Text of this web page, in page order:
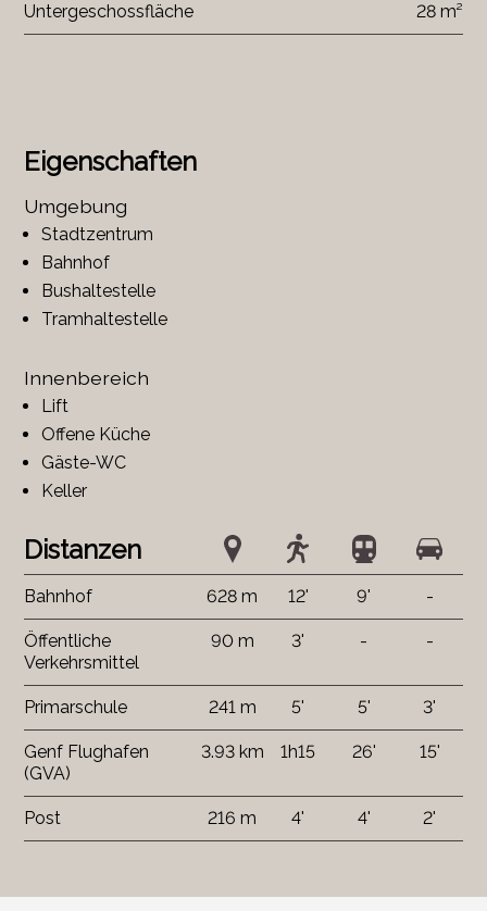
Eigenschaften
Umgebung
Stadtzentrum
Bahnhof
Bushaltestelle
Tramhaltestelle
Innenbereich
Lift
Offene Küche
Gäste-WC
Keller
Distanzen
Bahnhof 628 m 12' 9' -
Öffentliche
Verkehrsmittel
90 m 3' - -
Primarschule 241 m 5' 5' 3'
Genf Flughafen
(GVA)
3.93 km 1h15 26' 15'
Post 216 m 4' 4' 2'
Untergeschossfläche 28 m²